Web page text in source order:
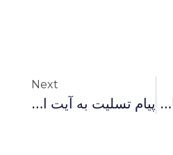
محضر محترم فقیهان و صاحبان مقام مرجعیت دینی
Next
پيام تسليت به آيت الله منتظرى